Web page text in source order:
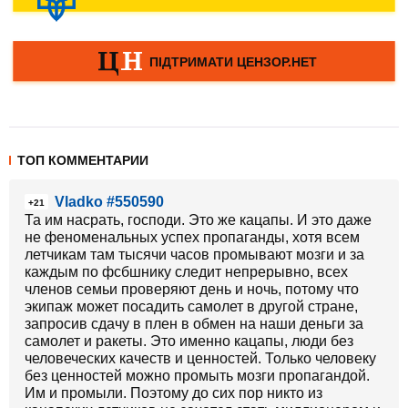
ТОП КОММЕНТАРИИ
+21
Vladko #550590
Та им насрать, господи. Это же кацапы. И это даже
не феноменальных успех пропаганды, хотя всем
летчикам там тысячи часов промывают мозги и за
каждым по фсбшнику следит непрерывно, всех
членов семьи проверяют день и ночь, потому что
экипаж может посадить самолет в другой стране,
запросив сдачу в плен в обмен на наши деньги за
самолет и ракеты. Это именно кацапы, люди без
человеческих качеств и ценностей. Только человеку
без ценностей можно промыть мозги пропагандой.
Им и промыли. Поэтому до сих пор никто из